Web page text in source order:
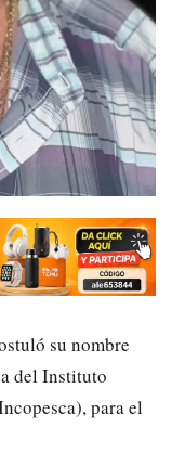
su nombre
del Instituto
para el